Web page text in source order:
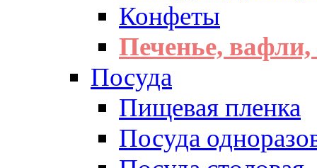
Конфеты
Печенье,
Посуда
Пищевая пленка
Посуда